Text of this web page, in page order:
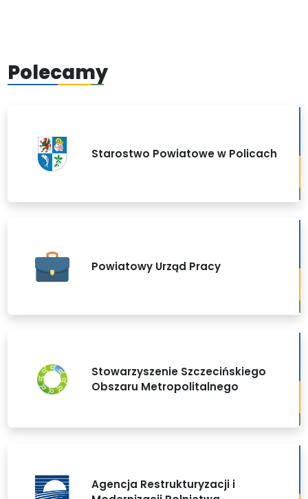
Polecamy
Starostwo Powiatowe w Policach
Powiatowy Urząd Pracy
Stowarzyszenie Szczecińskiego
Obszaru Metropolitalnego
Agencja Restrukturyzacji i